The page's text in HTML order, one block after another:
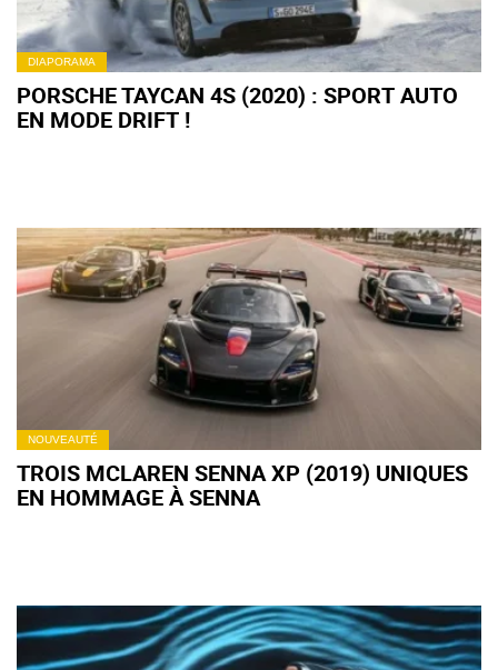
DIAPORAMA
PORSCHE TAYCAN 4S (2020) : SPORT AUTO
EN MODE DRIFT !
NOUVEAUTÉ
TROIS MCLAREN SENNA XP (2019) UNIQUES
EN HOMMAGE À SENNA